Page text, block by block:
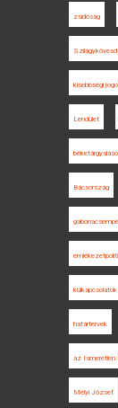
zsidóság
Szilágykövesd
kisebbségi
Lendület
Bácsország
külkapcsolatok
határtervek
az Ismeretlen
Mélyi József